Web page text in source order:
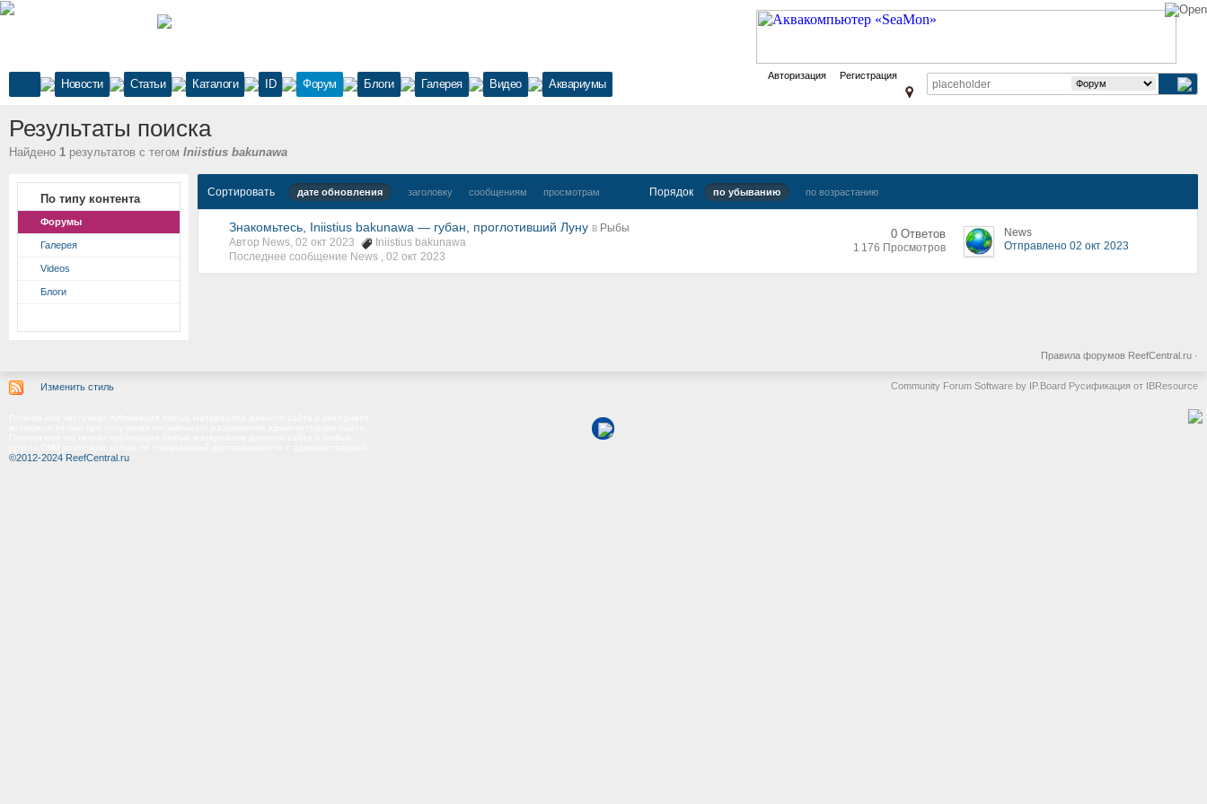
Новости Статьи Каталоги ID Форум Блоги Галерея Видео Аквариумы
Авторизация Регистрация
Результаты поиска
Найдено 1 результатов с тегом Iniistius bakunawa
По типу контента
Форумы
Галерея
Videos
Блоги
Сортировать дате обновления заголовку сообщениям просмотрам Порядок по убыванию по возрастанию
Знакомьтесь, Iniistius bakunawa — губан, проглотивший Луну в Рыбы
Автор News, 02 окт 2023
Iniistius bakunawa
Последнее сообщение News , 02 окт 2023
0 Ответов
1 176 Просмотров
News
Отправлено 02 окт 2023
Правила форумов ReefCentral.ru ·
Изменить стиль Community Forum Software by IP.Board Русификация от IBResource
©2012-2024 ReefCentral.ru